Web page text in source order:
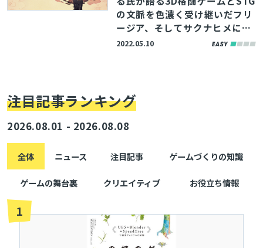
の文脈を色濃く受け継いだフリ
ージア、そしてサクナヒメに至
るまで【前編】
2022.05.10
注目記事ランキング
2026.08.01 - 2026.08.08
全体 ニュース 注目記事 ゲームづくりの知識
ゲームの舞台裏 クリエイティブ お役立ち情報
1